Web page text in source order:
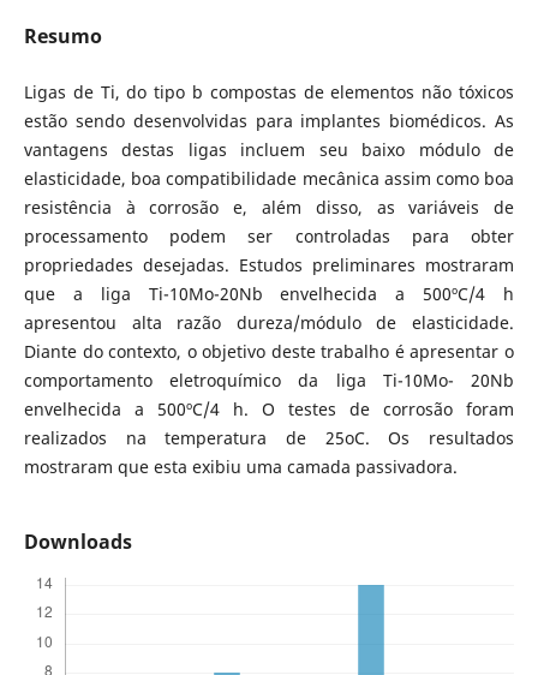
Resumo
Ligas de Ti, do tipo b compostas de elementos não tóxicos
estão sendo desenvolvidas para implantes biomédicos. As
vantagens destas ligas incluem seu baixo módulo de
elasticidade, boa compatibilidade mecânica assim como boa
resistência à corrosão e, além disso, as variáveis de
processamento podem ser controladas para obter
propriedades desejadas. Estudos preliminares mostraram
que a liga Ti-10Mo-20Nb envelhecida a 500ºC/4 h
apresentou alta razão dureza/módulo de elasticidade.
Diante do contexto, o objetivo deste trabalho é apresentar o
comportamento eletroquímico da liga Ti-10Mo- 20Nb
envelhecida a 500ºC/4 h. O testes de corrosão foram
realizados na temperatura de 25oC. Os resultados
mostraram que esta exibiu uma camada passivadora.
Downloads